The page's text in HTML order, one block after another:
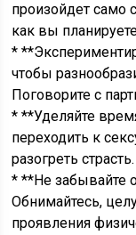
произойдет само
как вы
*
чтобы
Поговорите с
* **Уделяйте
переходить к
разогреть страсть.
* **Не забывайте
Обнимайтесь,
проявления